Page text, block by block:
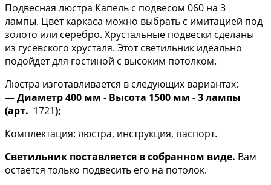
Подвесная люстра Капель с подвесом 060 на 3
лампы. Цвет каркаса можно выбрать с имитацией под
золото или серебро. Хрустальные подвески сделаны
из гусевского хрусталя. Этот светильник идеально
подойдет для гостиной с высоким потолком.
Люстра изготавливается в следующих вариантах:
— Диаметр 400 мм - Высота 1500 мм - 3 лампы
(арт. 1721);
Комплектация: люстра, инструкция, паспорт.
Светильник поставляется в собранном виде. Вам
остается только подвесить его на потолок.